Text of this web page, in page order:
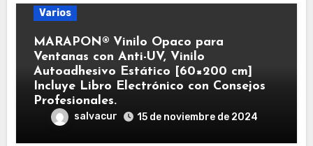
Varios
MARAPON® Vinilo Opaco para
Ventanas con Anti-UV, Vinilo
Autoadhesivo Estático [60×200 cm]
Incluye Libro Electrónico con Consejos
Profesionales.
salvacur 15 de noviembre de 2024